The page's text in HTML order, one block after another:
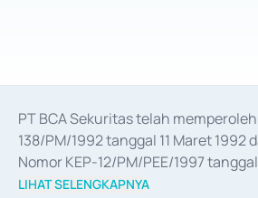
PT BCA Sekuritas telah
138/PM/1992 tanggal 11 Maret
Nomor KEP-12/PM/PEE/1997
merger, akuisisi, divestasi, dan
LIHAT SELENGKAPNYA